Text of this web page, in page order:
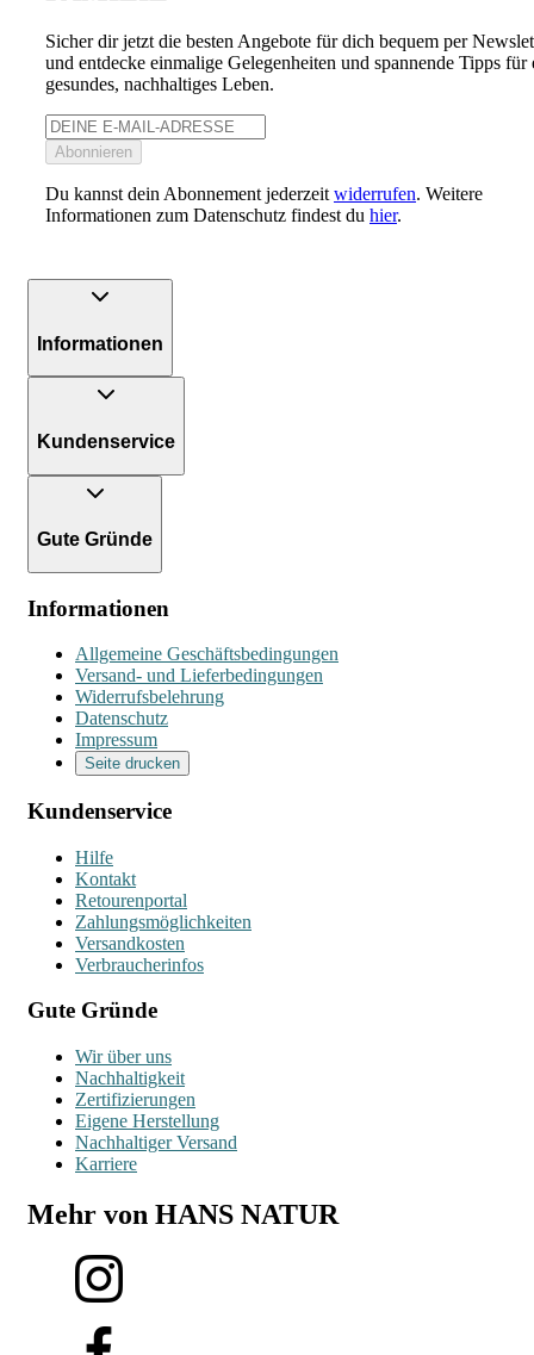
Sicher dir jetzt die besten Angebote für dich bequem per
und entdecke einmalige Gelegenheiten und spannende Tipps für
gesundes, nachhaltiges Leben.
Abonnieren
Du kannst dein Abonnement jederzeit widerrufen. Weitere
Informationen zum Datenschutz findest du hier.
Informationen
Kundenservice
Gute Gründe
Informationen
Allgemeine Geschäftsbedingungen
Versand- und Lieferbedingungen
Widerrufsbelehrung
Datenschutz
Impressum
Seite drucken
Kundenservice
Hilfe
Kontakt
Retourenportal
Zahlungsmöglichkeiten
Versandkosten
Verbraucherinfos
Gute Gründe
Wir über uns
Nachhaltigkeit
Zertifizierungen
Eigene Herstellung
Nachhaltiger Versand
Karriere
Mehr von HANS NATUR